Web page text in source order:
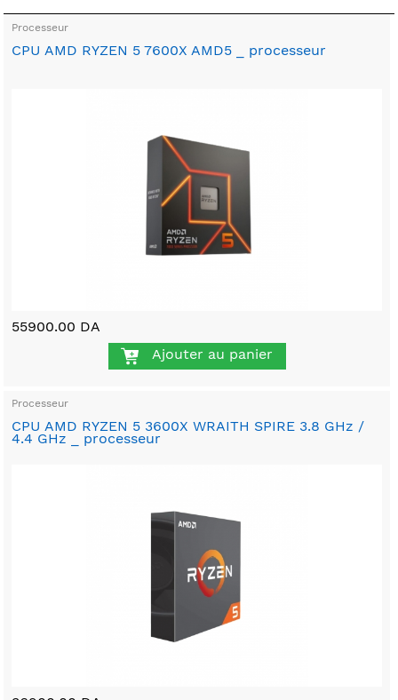
Processeur
CPU AMD RYZEN 5 7600X AMD5 _ processeur
55900.00 DA
Ajouter au panier
Processeur
CPU AMD RYZEN 5 3600X WRAITH SPIRE 3.8 GHz /
4.4 GHz _ processeur